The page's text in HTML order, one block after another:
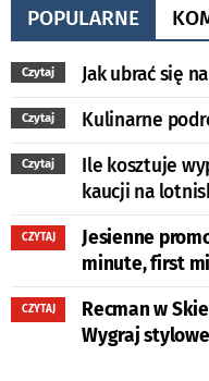
POPULARNE
Czytaj Jak ubrać się
Czytaj Kulinarne
Czytaj
Ile kosztuje
kaucji na
CZYTAJ
Jesienne
minute, first
CZYTAJ
Recman w
Wygraj